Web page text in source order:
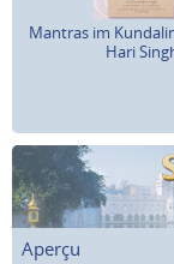
Mantras im
Hari
Aperçu